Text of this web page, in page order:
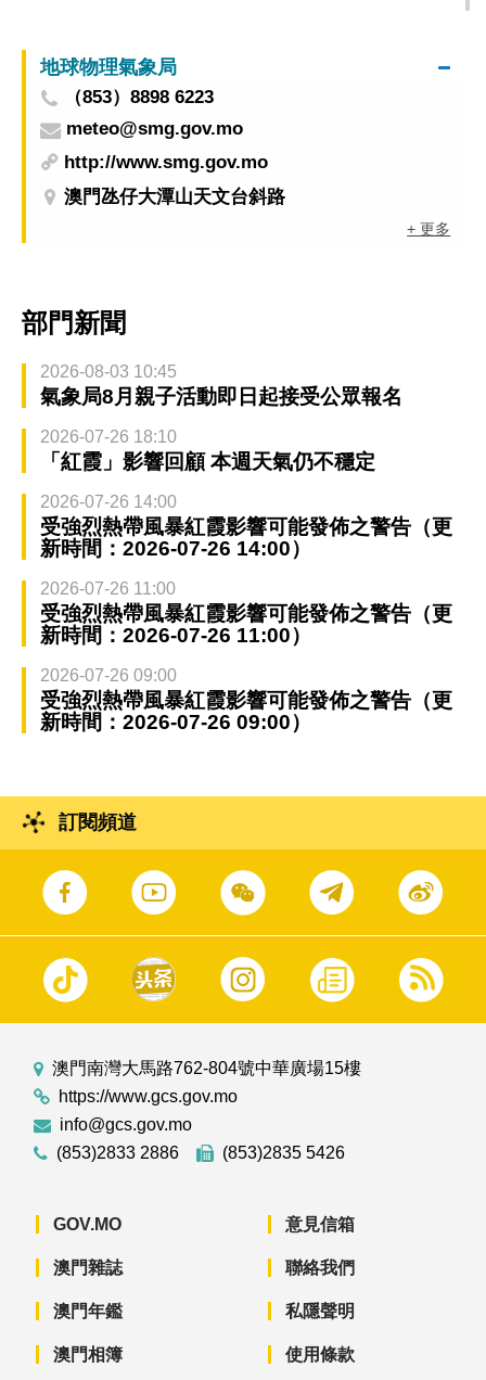
地球物理氣象局
（853）8898 6223
meteo@smg.gov.mo
http://www.smg.gov.mo
澳門氹仔大潭山天文台斜路
+ 更多
部門新聞
2026-08-03 10:45
氣象局8月親子活動即日起接受公眾報名
2026-07-26 18:10
「紅霞」影響回顧 本週天氣仍不穩定
2026-07-26 14:00
受強烈熱帶風暴紅霞影響可能發佈之警告（更
新時間：2026-07-26 14:00）
2026-07-26 11:00
受強烈熱帶風暴紅霞影響可能發佈之警告（更
新時間：2026-07-26 11:00）
2026-07-26 09:00
受強烈熱帶風暴紅霞影響可能發佈之警告（更
新時間：2026-07-26 09:00）
訂閱頻道
澳門南灣大馬路762-804號中華廣場15樓
https://www.gcs.gov.mo
info@gcs.gov.mo
(853)2833 2886
(853)2835 5426
GOV.MO
澳門雜誌
澳門年鑑
澳門相簿
意見信箱
聯絡我們
私隱聲明
使用條款